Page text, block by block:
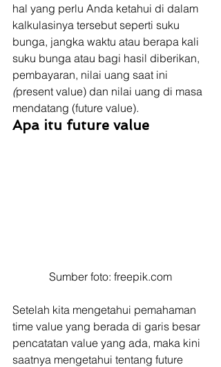
hal yang perlu Anda ketahui di dalam
kalkulasinya tersebut seperti suku
bunga, jangka waktu atau berapa kali
suku bunga atau bagi hasil diberikan,
pembayaran, nilai uang saat ini
(present value) dan nilai uang di masa
mendatang (future value).
Apa itu future value
Sumber foto: freepik.com
Setelah kita mengetahui pemahaman
time value yang berada di garis besar
pencatatan value yang ada, maka kini
saatnya mengetahui tentang future